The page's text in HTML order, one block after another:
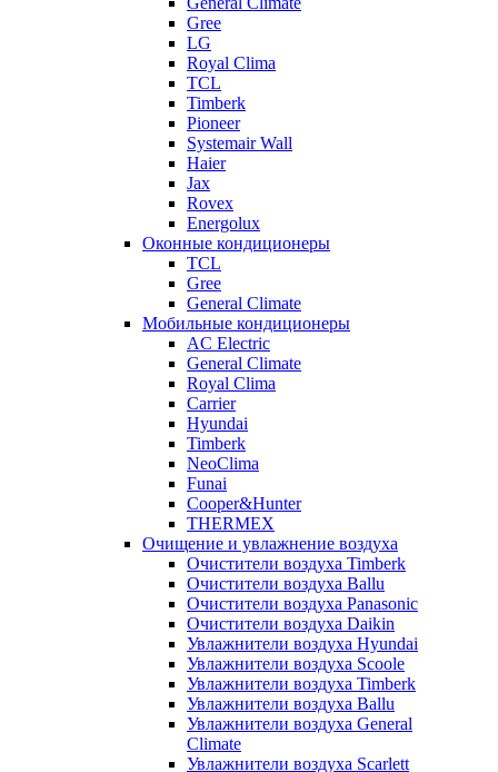
Gree
LG
Royal Clima
TCL
Timberk
Pioneer
Systemair Wall
Haier
Jax
Rovex
Energolux
Оконные кондиционеры
TCL
Gree
General Climate
Мобильные кондиционеры
AC Electric
General Climate
Royal Clima
Carrier
Hyundai
Timberk
NeoClima
Funai
Cooper&Hunter
THERMEX
Очищение и увлажнение воздуха
Очистители воздуха Timberk
Очистители воздуха Ballu
Очистители воздуха Panasonic
Очистители воздуха Daikin
Увлажнители воздуха Hyundai
Увлажнители воздуха Scoole
Увлажнители воздуха Timberk
Увлажнители воздуха Ballu
Увлажнители воздуха General
Climate
Увлажнители воздуха Scarlett